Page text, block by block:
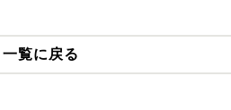
一覧に戻る